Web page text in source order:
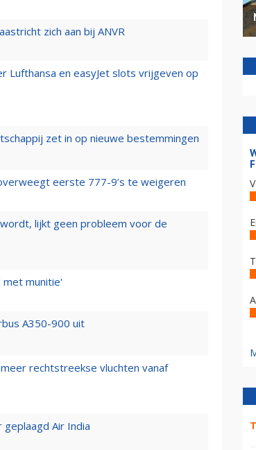
zich aan bij ANVR
en easyJet slots vrijgeven op
zet in op nieuwe bestemmingen
eerste 777-9’s te weigeren
lijkt geen probleem voor de
met munitie'
A350-900 uit
rechtstreekse vluchten vanaf
Air India